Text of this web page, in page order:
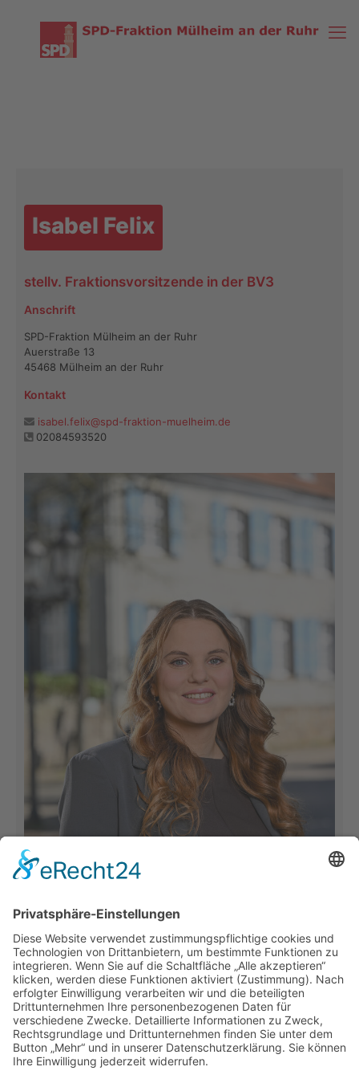
Isabel Felix
stellv. Fraktionsvorsitzende in der BV3
Anschrift
SPD-Fraktion Mülheim an der Ruhr
Auerstraße 13
45468 Mülheim an der Ruhr
Kontakt
isabel.felix@spd-fraktion-muelheim.de
02084593520
Hier arbeite ich mit
Sportausschuss